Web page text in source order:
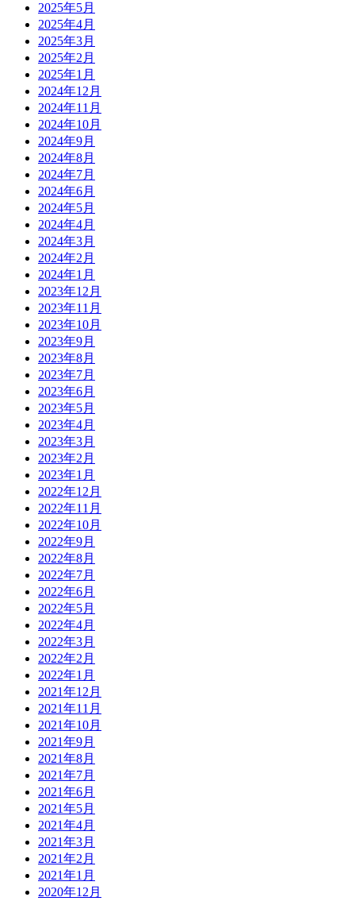
2025年5月
2025年4月
2025年3月
2025年2月
2025年1月
2024年12月
2024年11月
2024年10月
2024年9月
2024年8月
2024年7月
2024年6月
2024年5月
2024年4月
2024年3月
2024年2月
2024年1月
2023年12月
2023年11月
2023年10月
2023年9月
2023年8月
2023年7月
2023年6月
2023年5月
2023年4月
2023年3月
2023年2月
2023年1月
2022年12月
2022年11月
2022年10月
2022年9月
2022年8月
2022年7月
2022年6月
2022年5月
2022年4月
2022年3月
2022年2月
2022年1月
2021年12月
2021年11月
2021年10月
2021年9月
2021年8月
2021年7月
2021年6月
2021年5月
2021年4月
2021年3月
2021年2月
2021年1月
2020年12月